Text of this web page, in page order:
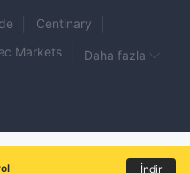
Centinary
Markets
TROYMARKET
Daha fazla
İndir